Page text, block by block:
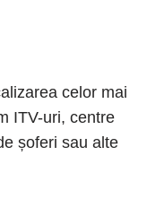
celor mai
ITV-uri, centre
șoferi sau alte